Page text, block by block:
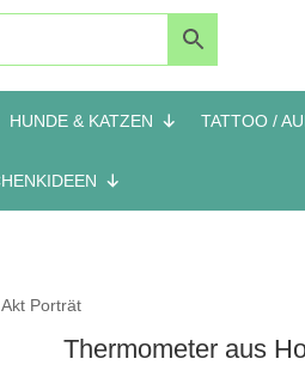
HUNDE & KATZEN TATTOO /
Porträt
Thermometer aus